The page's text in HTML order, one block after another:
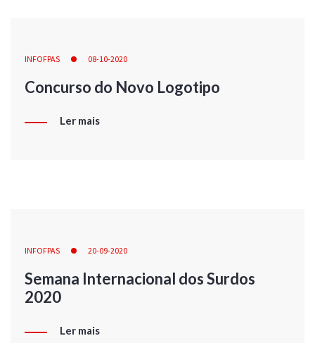
INFOFPAS 08-10-2020
Concurso do Novo Logotipo
Ler mais
INFOFPAS 20-09-2020
Semana Internacional dos Surdos
2020
Ler mais